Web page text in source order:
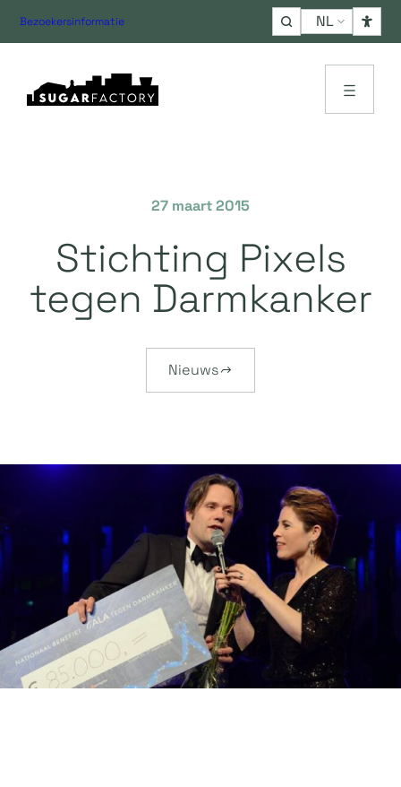
Bezoekersinformatie
Choose
a
language
27 maart 2015
Stichting Pixels
tegen Darmkanker
Nieuws